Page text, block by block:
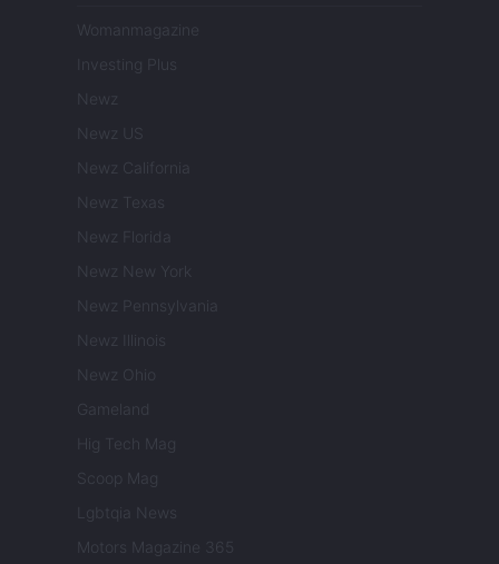
Womanmagazine
Investing Plus
Newz
Newz US
Newz California
Newz Texas
Newz Florida
Newz New York
Newz Pennsylvania
Newz Illinois
Newz Ohio
Gameland
Hig Tech Mag
Scoop Mag
Lgbtqia News
Motors Magazine 365